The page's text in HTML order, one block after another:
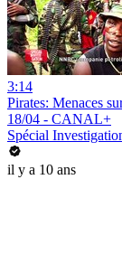
3:14
Pirates: Menaces
18/04 - CANAL+
Spécial
il y a 10 ans